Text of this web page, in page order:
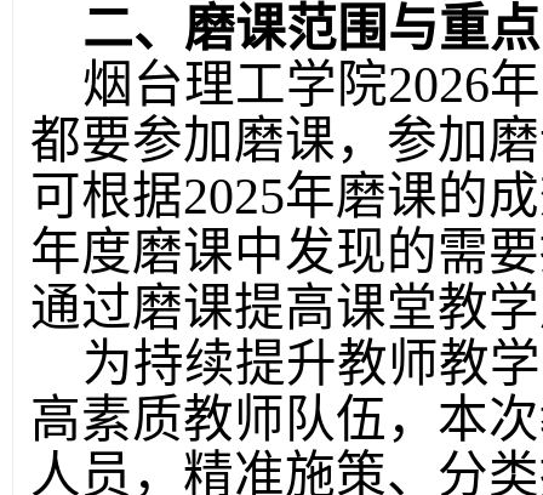
二、磨课范围与重点
烟台理工学院2026
都要参加磨课，参加
可根据2025年磨课的
年度磨课中发现的需
通过磨课提高课堂教
为持续提升教师教
高素质教师队伍 ， 本
人员，精准施策、分